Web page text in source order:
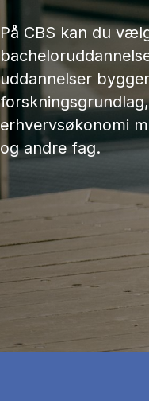
På CBS kan du
uddannelser
erhvervsøkonomi
og andre fag.